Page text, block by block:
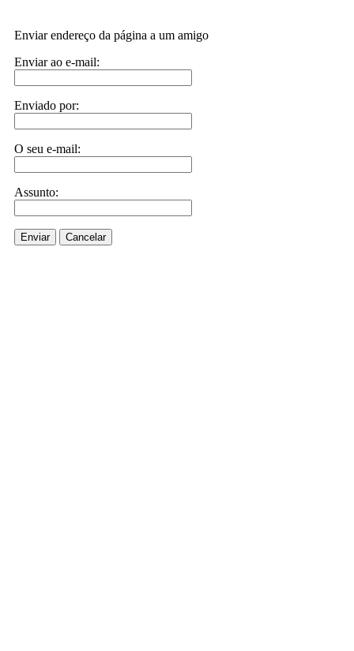
Enviar endereço da página a um amigo
Enviar ao e-mail:
Enviado por:
O seu e-mail:
Assunto:
Enviar Cancelar